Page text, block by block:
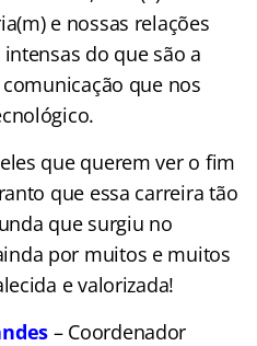
e nossas relações
do que são a
que nos
que querem ver o fim
que essa carreira tão
que surgiu no
por muitos e muitos
e valorizada!
– Coordenador